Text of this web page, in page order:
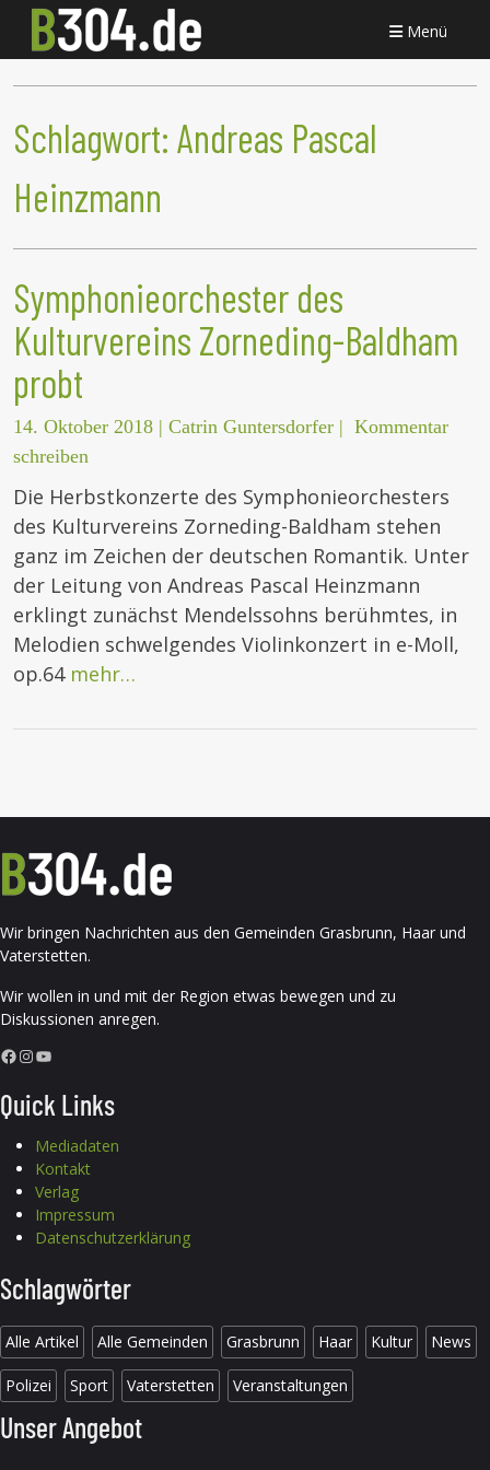
Menü
Schlagwort: Andreas Pascal
Heinzmann
Symphonieorchester des
Kulturvereins Zorneding-Baldham
probt
14. Oktober 2018 | Catrin Guntersdorfer | Kommentar
schreiben
Die Herbstkonzerte des Symphonieorchesters
des Kulturvereins Zorneding-Baldham stehen
ganz im Zeichen der deutschen Romantik. Unter
der Leitung von Andreas Pascal Heinzmann
erklingt zunächst Mendelssohns berühmtes, in
Melodien schwelgendes Violinkonzert in e-Moll,
op.64 mehr…
Wir bringen Nachrichten aus den Gemeinden Grasbrunn, Haar und
Vaterstetten.
Wir wollen in und mit der Region etwas bewegen und zu
Diskussionen anregen.
Facebook InstagramYouTube
Quick Links
Mediadaten
Kontakt
Verlag
Impressum
Datenschutzerklärung
Schlagwörter
Alle Artikel Alle Gemeinden Grasbrunn Haar Kultur News
Polizei Sport Vaterstetten Veranstaltungen
Unser Angebot